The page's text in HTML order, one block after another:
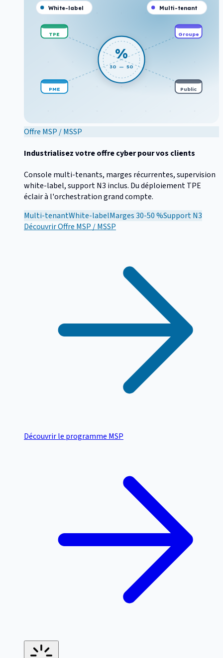
%
30 — 50
TPE
PME
Groupe
Public
White-label Multi-tenant
Offre MSP / MSSP
Industrialisez votre offre cyber pour vos clients
Console multi-tenants, marges récurrentes, supervision
white-label, support N3 inclus. Du déploiement TPE
éclair à l'orchestration grand compte.
Multi-tenantWhite-labelMarges 30-50 %Support N3
DécouvrirOffre MSP / MSSP
Découvrir le programme MSP